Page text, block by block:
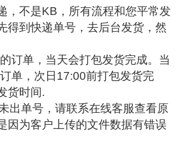
，不是KB，所有流程和您平常发
得到快递单号，去后台发货，然
订单，当天会打包发货完成。当
单，次日17:00前打包发货完
货时间.
出单号，请联系在线客服查看原
因为客户上传的文件数据有错误